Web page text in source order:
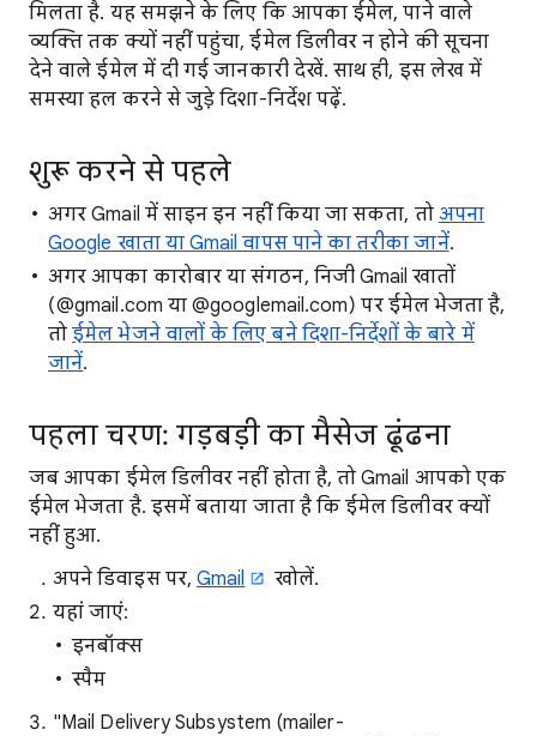
मिलता है. यह समझने के लिए कि आपका ईमेल, पाने वाले
व्यक्ति तक क्यों नहीं पहुंचा, ईमेल डिलीवर न होने की सूचना
देने वाले ईमेल में दी गई जानकारी देखें. साथ ही, इस लेख में
समस्या हल करने से जुड़े दिशा-निर्देश पढ़ें.
शुरू करने से पहले
अगर Gmail में साइन इन नहीं किया जा सकता, तो अपना
Google खाता या Gmail वापस पाने का तरीका जानें.
अगर आपका कारोबार या संगठन, निजी Gmail खातों
(@gmail.com या @googlemail.com) पर ईमेल भेजता है,
तोईमेल भेजने वालों के लिए बने दिशा-निर्देशों के बारे में
जानें.
पहला चरण: गड़बड़ी का मैसेज ढूंढना
जब आपका ईमेल डिलीवर नहीं होता है, तो Gmail आपको एक
ईमेल भेजता है. इसमें बताया जाता है कि ईमेल डिलीवर क्यों
नहीं हुआ.
अपने डिवाइस पर,Gmail
खोलें.
यहां जाएं:
इनबॉक्स
स्पैम
"Mail Delivery Subsystem (mailer-